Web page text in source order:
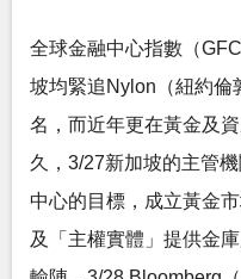
全球金融中心指數（
坡均緊追Nylon（紐約倫
名，而近年更在黃金及
久，3/27新加坡的主管
中心的目標，成立黃金
及「主權實體」提供金